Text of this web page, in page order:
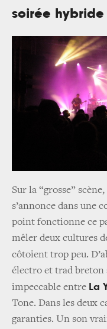
soirée hybride
Sur la “grosse”
s’annonce dans une
point fonctionne ce
mêler deux cultures
côtoient trop peu.
électro et trad
impeccable entre La
Tone. Dans les deux
garanties. Un son